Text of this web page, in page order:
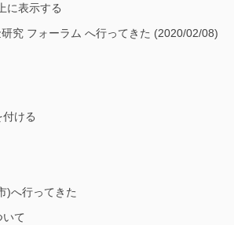
に表示する
究 フォーラム へ行ってきた (2020/02/08)
ける
)へ行ってきた
て